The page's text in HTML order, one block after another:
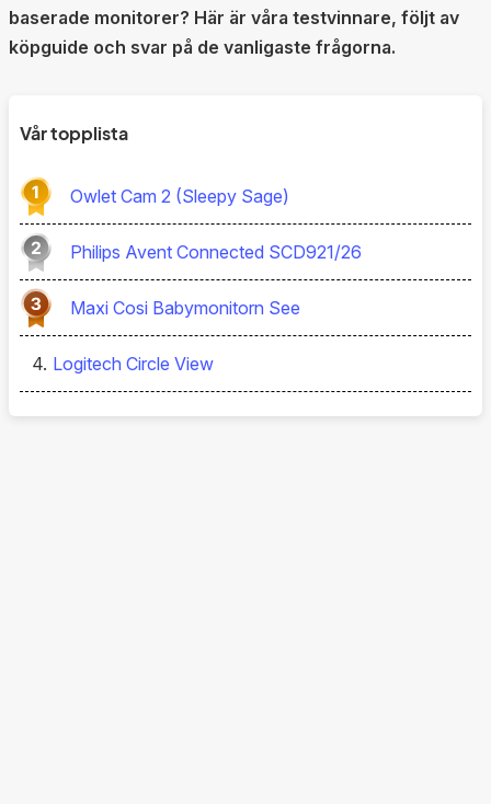
baserade monitorer? Här är våra testvinnare, följt av
köpguide och svar på de vanligaste frågorna.
Vår topplista
Owlet Cam 2 (Sleepy Sage)
Philips Avent Connected SCD921/26
Maxi Cosi Babymonitorn See
4. Logitech Circle View